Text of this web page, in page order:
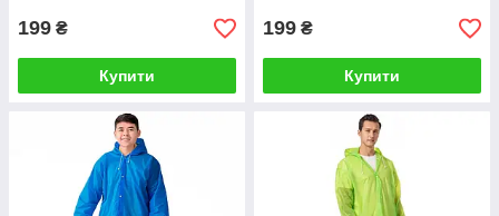
199 ₴
Купити
199 ₴
Купити